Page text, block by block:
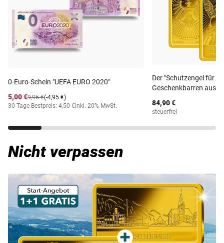
0-Euro-Schein "UEFA EURO 2020"
5,00 €
(-4,95 €)
9,95 €
30-Tage-Bestpreis: 4,50 €inkl. 20% MwSt.
Der "Schutzengel für
Geschenkbarren aus
84,90 €
steuerfrei
Nicht verpassen